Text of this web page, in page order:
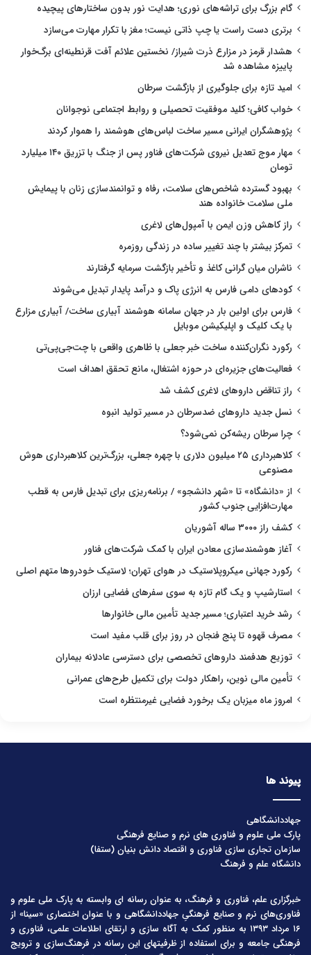
گام بزرگ برای تراشه‌های نوری؛ هدایت نور بدون ساختارهای پیچیده
برتری دست راست یا چپ ذاتی نیست؛ مغز با تکرار مهارت می‌سازد
هشدار قرمز در مزارع ذرت شیراز/ نخستین علائم آفت قرنطینه‌ای برگ‌خوار
پاییزه مشاهده شد
امید تازه برای جلوگیری از بازگشت سرطان
خواب کافی؛ کلید موفقیت تحصیلی و روابط اجتماعی نوجوانان
پژوهشگران ایرانی مسیر ساخت لباس‌های هوشمند را هموار کردند
مهار موج تعدیل نیروی شرکت‌های فناور پس از جنگ با تزریق ۱۴۰ میلیارد
تومان
بهبود گسترده شاخص‌های سلامت، رفاه و توانمندسازی زنان با پیمایش
ملی سلامت خانواده هند
راز کاهش وزن ایمن با آمپول‌های لاغری
تمرکز بیشتر با چند تغییر ساده در زندگی روزمره
ناشران میان گرانی کاغذ و تأخیر بازگشت سرمایه گرفتارند
کودهای دامی فارس به انرژی پاک و درآمد پایدار تبدیل می‌شوند
فارس برای اولین بار در جهان سامانه هوشمند آبیاری ساخت/ آبیاری مزارع
با یک کلیک و اپلیکیشن موبایل
رکورد نگران‌کننده ساخت خبر جعلی با ظاهری واقعی با چت‌جی‌پی‌تی
فعالیت‌های جزیره‌ای در حوزه اشتغال، مانع تحقق اهداف است
راز تناقض داروهای لاغری کشف شد
نسل جدید داروهای ضدسرطان در مسیر تولید انبوه
چرا سرطان ریشه‌کن نمی‌شود؟
کلاهبرداری ۲۵ میلیون دلاری با چهره جعلی، بزرگ‌ترین کلاهبرداری هوش
مصنوعی
از «دانشگاه» تا «شهر دانشجو» / برنامه‌ریزی برای تبدیل فارس به قطب
مهارت‌افزایی جنوب کشور
کشف راز ۳۰۰۰ ساله آشوریان
آغاز هوشمندسازی معادن ایران با کمک شرکت‌های فناور
رکورد جهانی میکروپلاستیک در هوای تهران؛ لاستیک خودروها متهم اصلی
استارشیپ و یک گام تازه به سوی سفرهای فضایی ارزان
رشد خرید اعتباری؛ مسیر جدید تأمین مالی خانوارها
مصرف قهوه تا پنج فنجان در روز برای قلب مفید است
توزیع هدفمند داروهای تخصصی برای دسترسی عادلانه بیماران
تأمین مالی نوین، راهکار دولت برای تکمیل طرح‌های عمرانی
امروز ماه میزبان یک برخورد فضایی غیرمنتظره است
پیوند ها
جهاددانشگاهی
پارک ملی علوم و فناوری های نرم و صنایع فرهنگی
سازمان تجاری سازی فناوری و اقتصاد دانش بنیان (ستفا)
دانشگاه علم و فرهنگ
خبرگزاری علم، فناوری و فرهنگ، به عنوان رسانه ای وابسته به پارک ملی علوم و
فناوری‌های نرم و صنایع فرهنگیِ جهاددانشگاهی و با عنوان اختصاری «سینا» از
۱۶ مرداد ۱۳۹۳ به منظور کمک به آگاه سازی و ارتقای اطلاعات علمی، فناوری و
فرهنگی جامعه و برای استفاده از ظرفیتهای این رسانه در فرهنگ‌سازی و ترویج